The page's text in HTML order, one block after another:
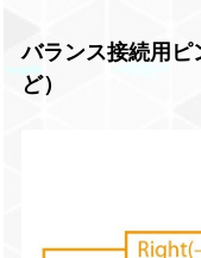
バランス接続用
ど）